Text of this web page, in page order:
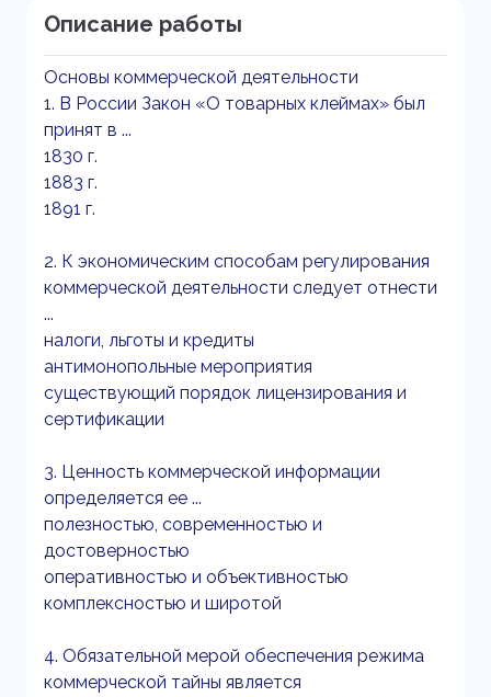
Описание работы
Основы коммерческой деятельности
1. В России Закон «О товарных клеймах» был
принят в ...
1830 г.
1883 г.
1891 г.
2. К экономическим способам регулирования
коммерческой деятельности следует отнести
...
налоги, льготы и кредиты
антимонопольные мероприятия
существующий порядок лицензирования и
сертификации
3. Ценность коммерческой информации
определяется ее ...
полезностью, современностью и
достоверностью
оперативностью и объективностью
комплексностью и широтой
4. Обязательной мерой обеспечения режима
коммерческой тайны является